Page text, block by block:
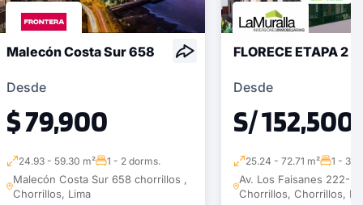
Malecón Costa Sur 658
Desde
$ 79,900
24.93 - 59.30 m² 1 - 2 dorms.
Malecón Costa Sur 658 chorrillos ,
Chorrillos, Lima
FLORECE ETAPA 2
Desde
S/ 152,500
25.24 - 72.71 m² 1 - 3
Av. Los Faisanes 222-
Chorrillos, Chorrillos,